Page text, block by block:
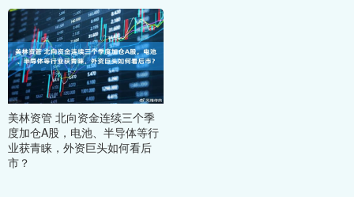
美林资管 北向资金连续三个季
度加仓A股，电池、半导体等行
业获青睐，外资巨头如何看后
市？